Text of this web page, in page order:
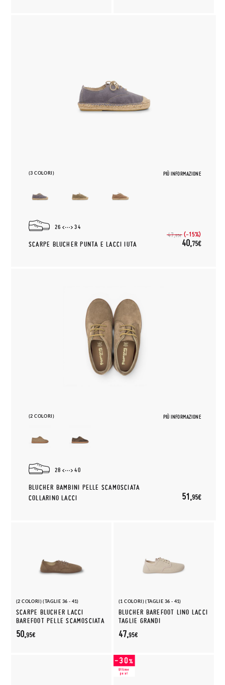
(3 COLORI) PIÙ INFORMAZIONE
26 34
SCARPE BLUCHER PUNTA E LACCI IUTA
47,95€ (-15%)
40,75€
(2 COLORI) PIÙ INFORMAZIONE
28 40
BLUCHER BAMBINI PELLE SCAMOSCIATA
COLLARINO LACCI
51,95€
(2 COLORI) (TAGLIE 36 - 41)
SCARPE BLUCHER LACCI
BAREFOOT PELLE SCAMOSCIATA
50,95€
(1 COLORI) (TAGLIE 36 - 41)
BLUCHER BAREFOOT LINO LACCI
TAGLIE GRANDI
47,95€